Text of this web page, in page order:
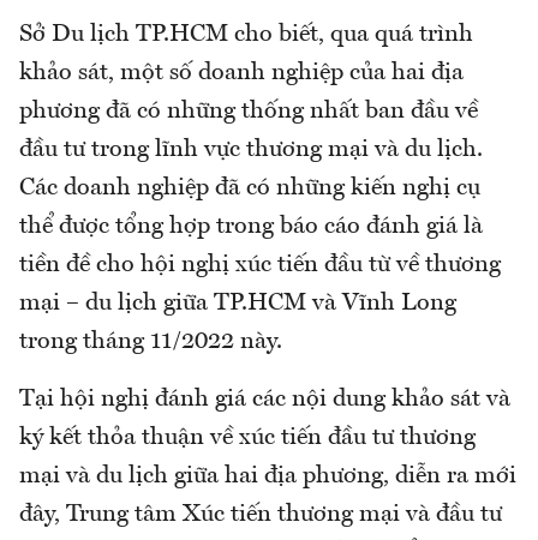
Sở Du lịch TP.HCM cho biết, qua quá trình
khảo sát, một số doanh nghiệp của hai địa
phương đã có những thống nhất ban đầu về
đầu tư trong lĩnh vực thương mại và du lịch.
Các doanh nghiệp đã có những kiến nghị cụ
thể được tổng hợp trong báo cáo đánh giá là
tiền đề cho hội nghị xúc tiến đầu từ về thương
mại – du lịch giữa TP.HCM và Vĩnh Long
trong tháng 11/2022 này.
Tại hội nghị đánh giá các nội dung khảo sát và
ký kết thỏa thuận về xúc tiến đầu tư thương
mại và du lịch giữa hai địa phương, diễn ra mới
đây, Trung tâm Xúc tiến thương mại và đầu tư